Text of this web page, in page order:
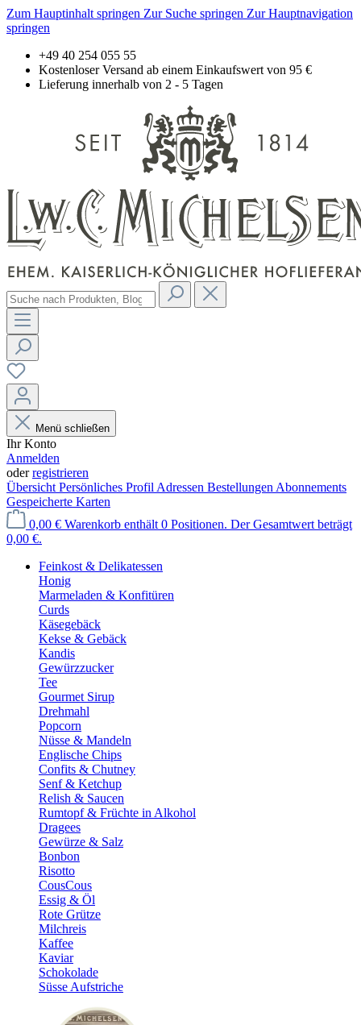
Zum Hauptinhalt springen Zur Suche springen Zur Hauptnavigation
springen
+49 40 254 055 55
Kostenloser Versand ab einem Einkaufswert von 95 €
Lieferung innerhalb von 2 - 5 Tagen
Menü schließen
Ihr Konto
Anmelden
oderregistrieren
Übersicht Persönliches Profil Adressen Bestellungen Abonnements
Gespeicherte Karten
0,00 € Warenkorb enthält 0 Positionen. Der Gesamtwert beträgt
0,00 €.
Feinkost & Delikatessen
Honig
Marmeladen & Konfitüren
Curds
Käsegebäck
Kekse & Gebäck
Kandis
Gewürzzucker
Tee
Gourmet Sirup
Drehmahl
Popcorn
Nüsse & Mandeln
Englische Chips
Confits & Chutney
Senf & Ketchup
Relish & Saucen
Rumtopf & Früchte in Alkohol
Dragees
Gewürze & Salz
Bonbon
Risotto
CousCous
Essig & Öl
Rote Grütze
Milchreis
Kaffee
Kaviar
Schokolade
Süsse Aufstriche